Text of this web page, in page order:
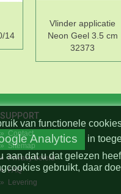
14
Vlinder applicatie
Neon Geel 3.5 cm
32373
SUPPORT
» Contact
» Sitemap
»Privacy beleid
»FAQ
»
Levering
van functionele
Analytics in
aan dat u dat gelezen
gebruikt, daar